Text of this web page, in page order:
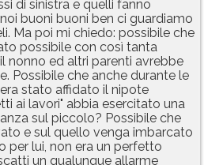
di sinistra e quelli fanno
buoni buoni ben ci guardiamo
Ma poi mi chiedo: possibile che
possibile con così tanta
nonno ed altri parenti avrebbe
Possibile che anche durante le
stato affidato il nipote
ai lavori" abbia esercitato una
sul piccolo? Possibile che
e sul quello venga imbarcato
per lui, non era un perfetto
un qualunque allarme